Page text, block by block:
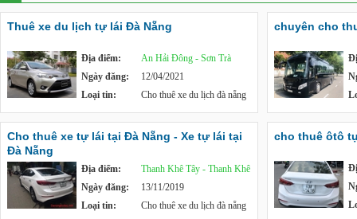
Thuê xe du lịch tự lái Đà Nẵng
Địa điểm:
An Hải Đông - Sơn Trà
Ngày đăng:
12/04/2021
Loại tin:
Cho thuê xe du lịch đà nẵng
chuyên cho
Cho thuê xe tự lái tại Đà Nẵng - Xe tự lái tại
Đà Nẵng
Địa điểm:
Thanh Khê Tây - Thanh Khê
Ngày đăng:
13/11/2019
Loại tin:
Cho thuê xe du lịch đà nẵng
cho thuê ôtô